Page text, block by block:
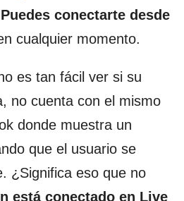
Puedes conectarte desde
cualquier momento.
es tan fácil ver si su
no cuenta con el mismo
donde muestra un
que el usuario se
¿Significa eso que no
está conectado en Live